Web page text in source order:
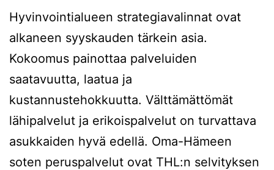
Hyvinvointialueen strategiavalinnat ovat
alkaneen syyskauden tärkein asia.
Kokoomus painottaa palveluiden
saatavuutta, laatua ja
kustannustehokkuutta. Välttämättömät
lähipalvelut ja erikoispalvelut on turvattava
asukkaiden hyvä edellä. Oma-Hämeen
soten peruspalvelut ovat THL:n selvityksen